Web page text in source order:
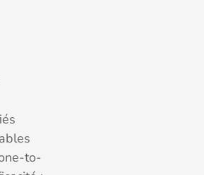
to-